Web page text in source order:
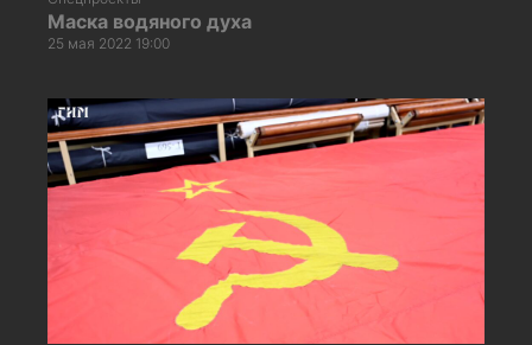
Маска водяного духа
25 мая 2022 19:00